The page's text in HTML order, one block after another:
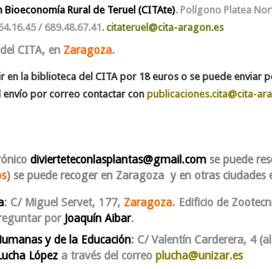
Rural de Teruel (CITAte). Polígono Platea
/ 689.48.67.41. citateruel@cita-aragon.es
CITA, en Zaragoza.
en la biblioteca del CITA por 18 euros o se puede enviar
envío por correo contactar con publicaciones.cita@cita-
divierteteconlasplantas@gmail.com se puede
) se puede recoger en Zaragoza y en otras ciudades
: C/ Miguel Servet, 177, Zaragoza. Edificio de
por Joaquín Aibar.
y de la Educación: C/ Valentín Carderera, 4
Lópeza través del correo plucha@unizar.es